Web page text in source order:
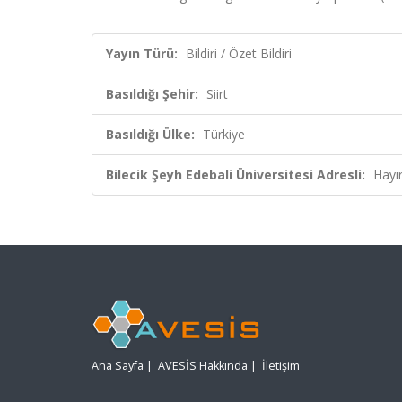
Yayın Türü: Bildiri / Özet Bildiri
Basıldığı Şehir: Siirt
Basıldığı Ülke: Türkiye
Bilecik Şeyh Edebali Üniversitesi Adresli: Hayır
Ana Sayfa | AVESİS Hakkında | İletişim